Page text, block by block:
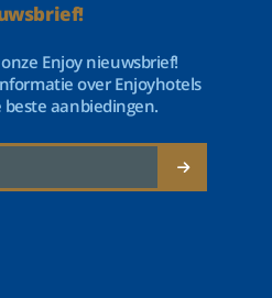
Enjoy nieuwsbrief!
over Enjoyhotels
aanbiedingen.